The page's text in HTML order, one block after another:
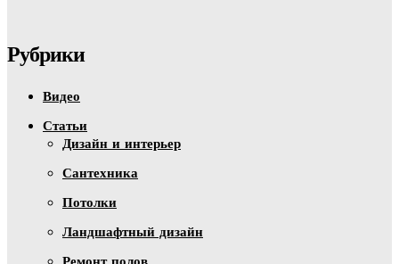
Рубрики
Видео
Статьи
Дизайн и интерьер
Сантехника
Потолки
Ландшафтный дизайн